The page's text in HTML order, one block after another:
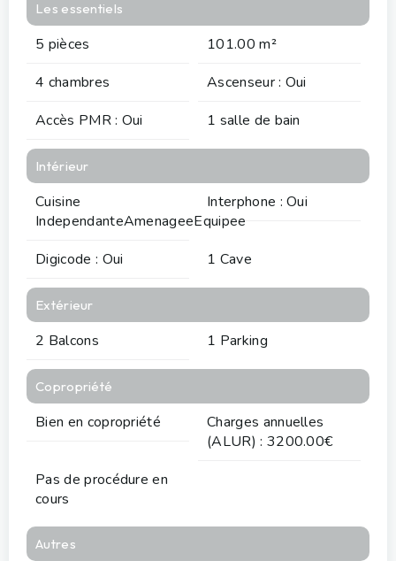
Les essentiels
5 pièces
101.00 m²
4 chambres
Ascenseur : Oui
Accès PMR : Oui
1 salle de bain
Intérieur
Cuisine
IndependanteAmenageeEquipee
Interphone : Oui
Digicode : Oui 1 Cave
Extérieur
2 Balcons 1 Parking
Copropriété
Bien en copropriété
Charges annuelles
(ALUR) : 3200.00€
Pas de procédure en
cours
Autres